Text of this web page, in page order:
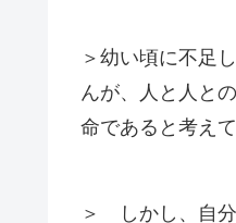
＞幼い頃に不足
んが、人と人と
命であると考えて
＞ しかし、自分